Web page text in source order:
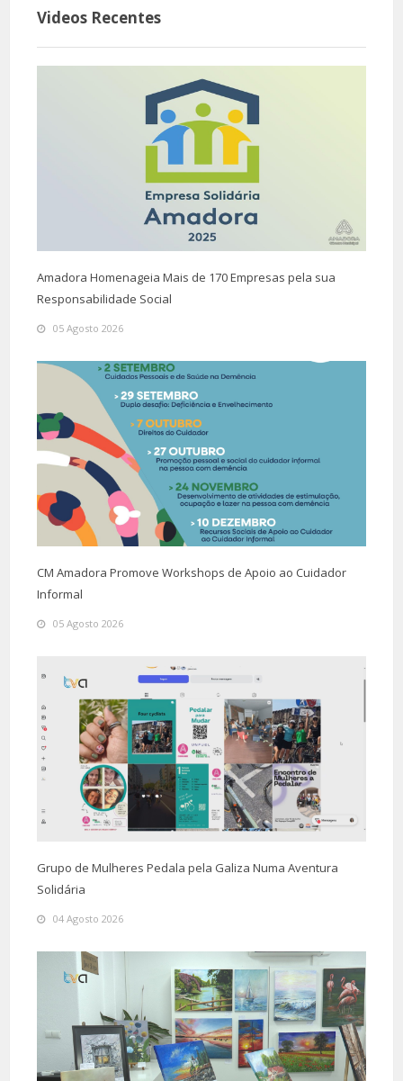
Videos Recentes
Amadora Homenageia Mais de 170 Empresas pela sua
Responsabilidade Social
05 Agosto 2026
CM Amadora Promove Workshops de Apoio ao Cuidador
Informal
05 Agosto 2026
Grupo de Mulheres Pedala pela Galiza Numa Aventura
Solidária
04 Agosto 2026